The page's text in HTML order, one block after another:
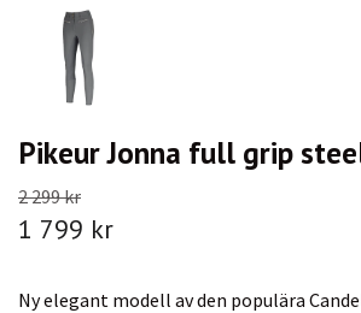
Pikeur Jonna full grip
2 299 kr
1 799 kr
Ny elegant modell av den populära